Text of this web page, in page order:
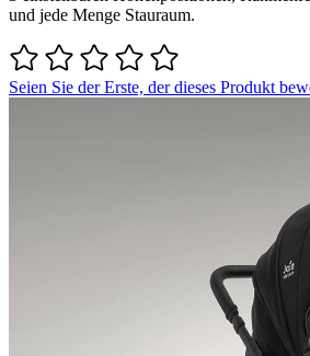
und jede Menge Stauraum.
Seien Sie der Erste, der dieses Produkt